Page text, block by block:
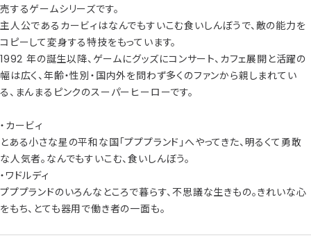
売するゲームシリーズです。
主人公であるカービィはなんでもすいこむ食いしんぼうで、敵の能力を
コピーして変身する特技をもっています。
1992 年の誕生以降、ゲームにグッズにコンサート、カフェ展開と活躍の
幅は広く、年齢・性別・国内外を問わず多くのファンから親しまれてい
る、まんまるピンクのスーパーヒーローです。
・カービィ
とある小さな星の平和な国「プププランド」へやってきた、明るくて勇敢
な人気者。なんでもすいこむ、食いしんぼう。
・ワドルディ
プププランドのいろんなところで暮らす、不思議な生きもの。きれいな心
をもち、とても器用で働き者の一面も。